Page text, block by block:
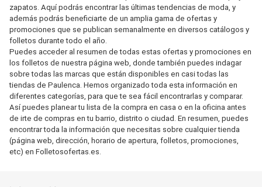
zapatos. Aquí podrás encontrar las últimas tendencias de moda, y
además podrás beneficiarte de un amplia gama de ofertas y
promociones que se publican semanalmente en diversos catálogos y
folletos durante todo el año.
Puedes acceder al resumen de todas estas ofertas y promociones en
los folletos de nuestra página web, donde también puedes indagar
sobre todas las marcas que están disponibles en casi todas las
tiendas de Paulenca. Hemos organizado toda esta información en
diferentes categorías, para que te sea fácil encontrarlas y comparar.
Así puedes planear tu lista de la compra en casa o en la oficina antes
de irte de compras en tu barrio, distrito o ciudad. En resumen, puedes
encontrar toda la información que necesitas sobre cualquier tienda
(página web, dirección, horario de apertura, folletos, promociones,
etc) en Folletosofertas.es.